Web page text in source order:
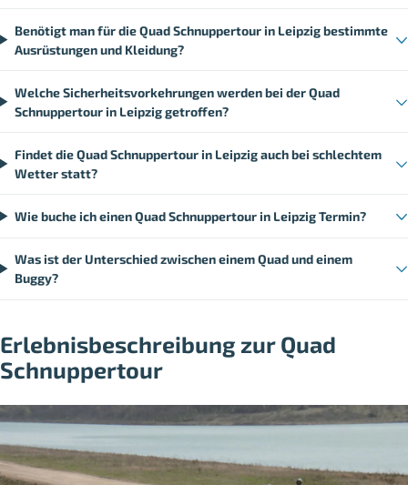
Benötigt man für die Quad Schnuppertour in Leipzig bestimmte
Ausrüstungen und Kleidung?
Welche Sicherheitsvorkehrungen werden bei der Quad
Schnuppertour in Leipzig getroffen?
Findet die Quad Schnuppertour in Leipzig auch bei schlechtem
Wetter statt?
Wie buche ich einen Quad Schnuppertour in Leipzig Termin?
Was ist der Unterschied zwischen einem Quad und einem
Buggy?
Erlebnisbeschreibung zur Quad
Schnuppertour